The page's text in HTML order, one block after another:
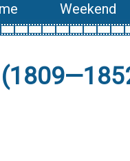
Weekend